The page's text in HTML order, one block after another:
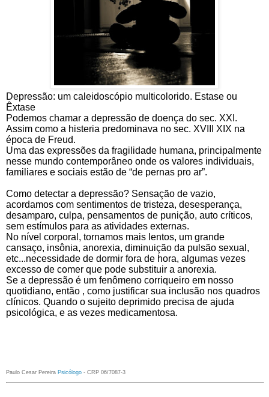
Depressão: um caleidoscópio multicolorido. Estase ou
Êxtase
Podemos chamar a depressão de doença do sec. XXI.
Assim como a histeria predominava no sec. XVIII XIX na
época de Freud.
Uma das expressões da fragilidade humana, principalmente
nesse mundo contemporâneo onde os valores individuais,
familiares e sociais estão de “de pernas pro ar”.
Como detectar a depressão? Sensação de vazio,
acordamos com sentimentos de tristeza, desesperança,
desamparo, culpa, pensamentos de punição, auto críticos,
sem estímulos para as atividades externas.
No nível corporal, tornamos mais lentos, um grande
cansaço, insônia, anorexia, diminuição da pulsão sexual,
etc...necessidade de dormir fora de hora, algumas vezes
excesso de comer que pode substituir a anorexia.
Se a depressão é um fenômeno corriqueiro em nosso
quotidiano, então , como justificar sua inclusão nos quadros
clínicos. Quando o sujeito deprimido precisa de ajuda
psicológica, e as vezes medicamentosa.
Paulo Cesar Pereira Psicólogo - CRP 06/7087-3